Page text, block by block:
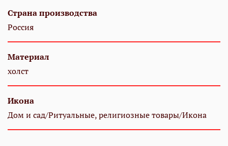
Страна производства
Россия
Материал
холст
Икона
Дом и сад/Ритуальные, религиозные товары/Икона